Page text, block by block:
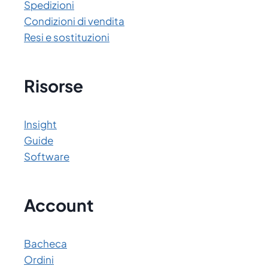
Spedizioni
Condizioni di vendita
Resi e sostituzioni
Risorse
Insight
Guide
Software
Account
Bacheca
Ordini